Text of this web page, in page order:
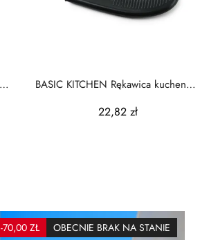
BASIC KITCHEN Rękawica kuchenna
22,82 zł
-70,00 ZŁ OBECNIE BRAK NA STANIE